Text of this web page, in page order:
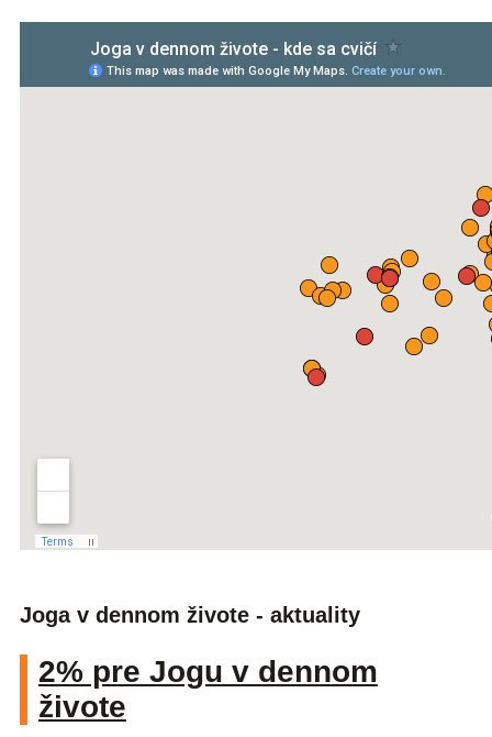
Joga v dennom živote - aktuality
2% pre Jogu v dennom
živote